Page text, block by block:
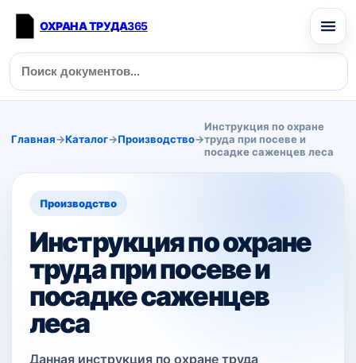
ОХРАНА ТРУДА365
Главная→Каталог→Производство→
Инструкция по охране
труда при посеве и
посадке саженцев леса
Производство
Инструкция по охране
труда при посеве и
посадке саженцев
леса
Данная инструкция по охране труда